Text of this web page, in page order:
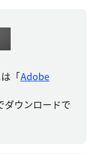
「Adobe
ウンロードで